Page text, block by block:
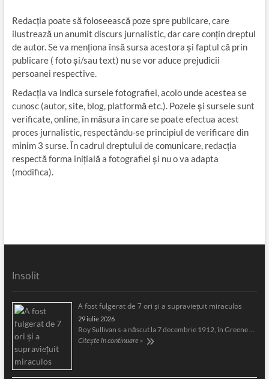
Redacția poate să foloseească poze spre publicare, care
ilustrează un anumit discurs jurnalistic, dar care conțin dreptul
de autor. Se va menționa însă sursa acestora și faptul că prin
publicare ( foto și/sau text) nu se vor aduce prejudicii
persoanei respective.
Redacția va indica sursele fotografiei, acolo unde acestea se
cunosc (autor, site, blog, platformă etc.). Pozele și sursele sunt
verificate, online, în măsura în care se poate efectua acest
proces jurnalistic, respectându-se principiul de verificare din
minim 3 surse. În cadrul dreptului de comunicare, redacția
respectă forma inițială a fotografiei și nu o va adapta
(modifica).
Insolit
A fost fulgerat de 7 ori şi a supravieţuit miraculos
29 iulie 2026
Roy Sullivan s-a născut la 7 decembrie 1912, în Greene …
Citește în continuare »